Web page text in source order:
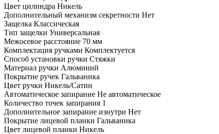
Цвет цилиндра Никель
Дополнительный механизм секретности Нет
Защелка Классическая
Тип защелки Универсальная
Межосевое расстояние 70 мм
Комплектация ручками Комплектуется
Способ установки ручки Стяжки
Материал ручки Алюминий
Покрытие ручек Гальваника
Цвет ручки Никель/Cатин
Автоматическое запирание Не автоматическое
Количество точек запирания 1
Дополнительное запирание изнутри Нет
Покрытие лицевой планки Гальваника
Цвет лицевой планки Никель